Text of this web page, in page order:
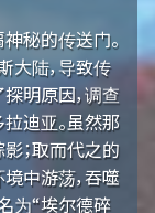
秘的传送门。
大陆，导致传
明原因，调查
迪亚。虽然那
；取而代之的
中游荡，吞噬
为“埃尔德碎